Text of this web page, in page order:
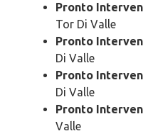
Pronto
Tor Di Valle
Pronto
Di Valle
Pronto
Di Valle
Pronto
Valle